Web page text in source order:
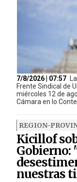
7/8/2026 | 07:57
Frente Sindical de
miércoles 12 de
Cámara en lo
REGION-
Kicillof
Gobierno:
nuestras